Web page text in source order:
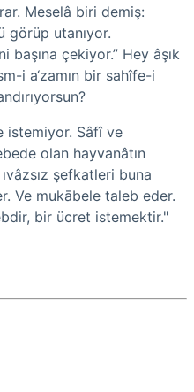
Meselâ biri demiş:
görüp utanıyor.
çekiyor.” Hey âşık
i a‘zamın bir sahîfe-i
istemiyor. Sâfî ve
olan hayvanâtın
şefkatleri buna
Ve mukābele taleb eder.
bir ücret istemektir."